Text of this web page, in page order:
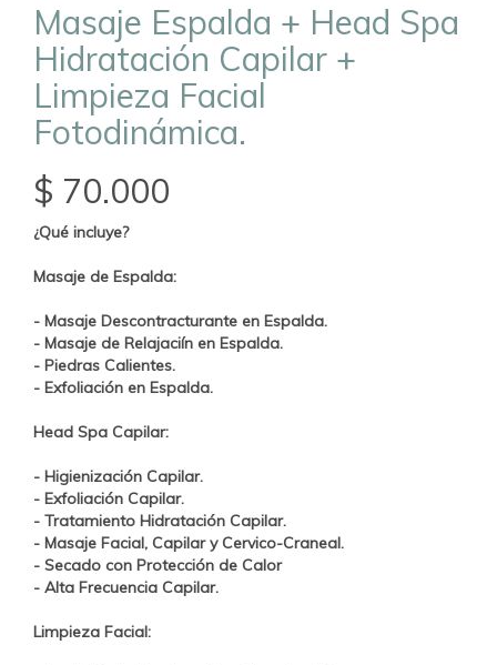
Masaje Espalda + Head Spa
Hidratación Capilar +
Limpieza Facial
Fotodinámica.
$ 70.000
¿Qué incluye?
Masaje de Espalda:
- Masaje Descontracturante en Espalda.
- Masaje de Relajaciín en Espalda.
- Piedras Calientes.
- Exfoliación en Espalda.
Head Spa Capilar:
- Higienización Capilar.
- Exfoliación Capilar.
- Tratamiento Hidratación Capilar.
- Masaje Facial, Capilar y Cervico-Craneal.
- Secado con Protección de Calor
- Alta Frecuencia Capilar.
Limpieza Facial: